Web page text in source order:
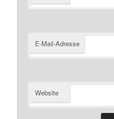
E-Mail-Adresse
Website